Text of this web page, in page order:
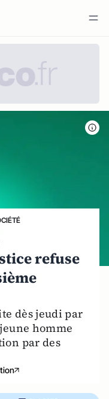
refuse
dès jeudi par
homme
par des